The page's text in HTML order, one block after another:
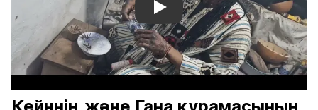
Смотреть видео YouTube